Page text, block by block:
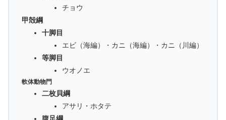
チョウ
甲殻綱
十脚目
エビ（海編）・カニ（海編）・カニ（川編）
等脚目
ウオノエ
軟体動物門
二枚貝綱
アサリ・ホタテ